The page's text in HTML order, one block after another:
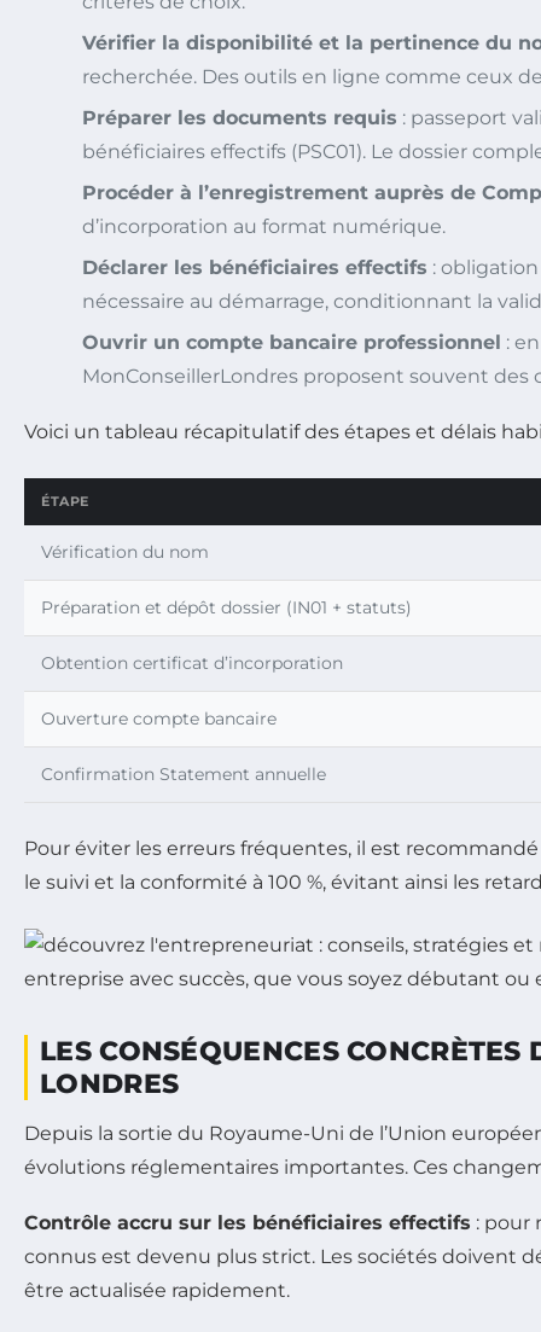
Vérifier la disponibilité et la pertinence du
recherchée. Des outils en ligne comme ceux
Préparer les documents requis : passeport
bénéficiaires effectifs (PSC01). Le dossier
Procéder à l’enregistrement auprès de
d’incorporation au format numérique.
Déclarer les bénéficiaires effectifs :
nécessaire au démarrage, conditionnant la
Ouvrir un compte bancaire professionnel :
MonConseillerLondres proposent souvent des
Voici un tableau récapitulatif des étapes et délais
ÉTAPE
Vérification du nom
Préparation et dépôt dossier (IN01 + statuts)
Obtention certificat d’incorporation
Ouverture compte bancaire
Confirmation Statement annuelle
Pour éviter les erreurs fréquentes, il est
le suivi et la conformité à 100 %, évitant ainsi les
LES CONSÉQUENCES
LONDRES
Depuis la sortie du Royaume-Uni de l’Union
évolutions réglementaires importantes. Ces
Contrôle accru sur les bénéficiaires effectifs : pour
connus est devenu plus strict. Les sociétés doivent
être actualisée rapidement.